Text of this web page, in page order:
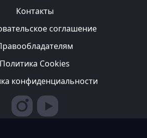
Контакты
соглашение
Политика Cookies
конфиденциальности